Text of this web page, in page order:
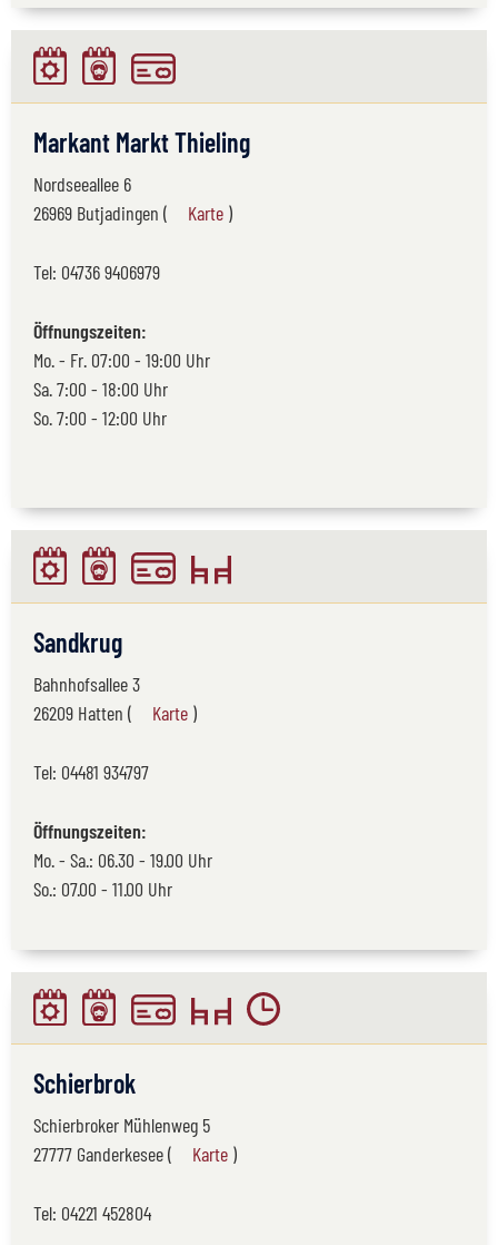
Markant Markt Thieling
Nordseeallee 6
26969 Butjadingen (
Karte )
Tel: 04736 9406979
Öffnungszeiten:
Mo. - Fr. 07:00 - 19:00 Uhr
Sa. 7:00 - 18:00 Uhr
So. 7:00 - 12:00 Uhr
Sandkrug
Bahnhofsallee 3
26209 Hatten (
Karte )
Tel: 04481 934797
Öffnungszeiten:
Mo. - Sa.: 06.30 - 19.00 Uhr
So.: 07.00 - 11.00 Uhr
Schierbrok
Schierbroker Mühlenweg 5
27777 Ganderkesee (
Karte )
Tel: 04221 452804